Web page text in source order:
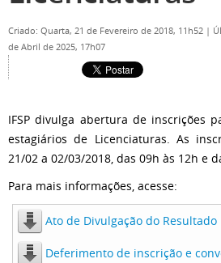
Criado: Quarta, 21 de Fevereiro de 2018, 11h52 |
de Abril de 2025, 17h07
IFSP divulga abertura de inscrições
estagiários de Licenciaturas. As
21/02 a 02/03/2018, das 09h às 12h e
Para mais informações, acesse:
Ato de Divulgação do Resultado
Deferimento de inscrição e